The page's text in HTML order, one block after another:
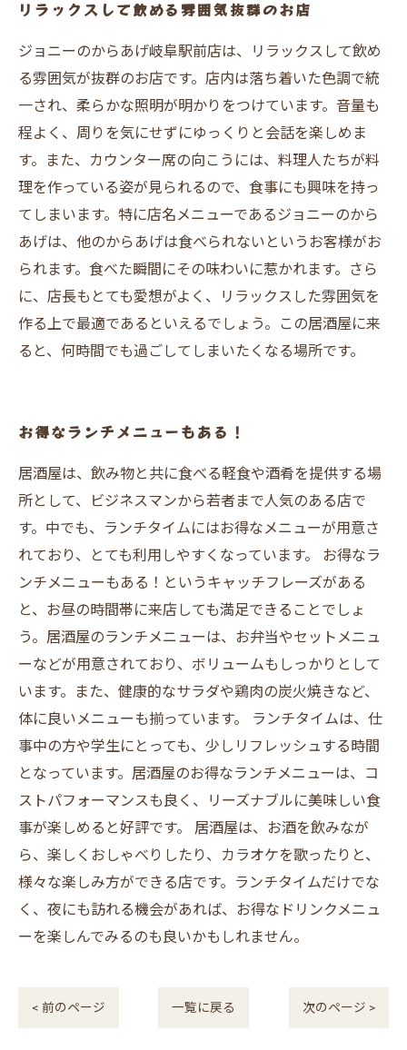
リラックスして飲める雰囲気抜群のお店
ジョニーのからあげ岐阜駅前店は、リラックスして飲め
る雰囲気が抜群のお店です。店内は落ち着いた色調で統
一され、柔らかな照明が明かりをつけています。音量も
程よく、周りを気にせずにゆっくりと会話を楽しめま
す。また、カウンター席の向こうには、料理人たちが料
理を作っている姿が見られるので、食事にも興味を持っ
てしまいます。特に店名メニューであるジョニーのから
あげは、他のからあげは食べられないというお客様がお
られます。食べた瞬間にその味わいに惹かれます。さら
に、店長もとても愛想がよく、リラックスした雰囲気を
作る上で最適であるといえるでしょう。この居酒屋に来
ると、何時間でも過ごしてしまいたくなる場所です。
お得なランチメニューもある！
居酒屋は、飲み物と共に食べる軽食や酒肴を提供する場
所として、ビジネスマンから若者まで人気のある店で
す。中でも、ランチタイムにはお得なメニューが用意さ
れており、とても利用しやすくなっています。 お得なラ
ンチメニューもある！というキャッチフレーズがある
と、お昼の時間帯に来店しても満足できることでしょ
う。居酒屋のランチメニューは、お弁当やセットメニュ
ーなどが用意されており、ボリュームもしっかりとして
います。また、健康的なサラダや鶏肉の炭火焼きなど、
体に良いメニューも揃っています。 ランチタイムは、仕
事中の方や学生にとっても、少しリフレッシュする時間
となっています。居酒屋のお得なランチメニューは、コ
ストパフォーマンスも良く、リーズナブルに美味しい食
事が楽しめると好評です。 居酒屋は、お酒を飲みなが
ら、楽しくおしゃべりしたり、カラオケを歌ったりと、
様々な楽しみ方ができる店です。ランチタイムだけでな
く、夜にも訪れる機会があれば、お得なドリンクメニュ
ーを楽しんでみるのも良いかもしれません。
< 前のページ 一覧に戻る 次のページ >